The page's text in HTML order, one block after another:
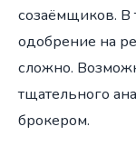
созаёмщиков. В
одобрение на
сложно.
тщательного
брокером.